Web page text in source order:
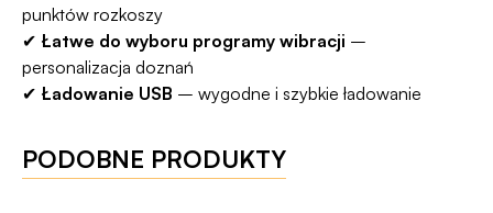
punktów rozkoszy
✔ Łatwe do wyboru programy wibracji –
personalizacja doznań
✔ Ładowanie USB – wygodne i szybkie ładowanie
PODOBNE PRODUKTY